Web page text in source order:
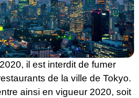
il est interdit de fumer
de la ville de Tokyo.
ainsi en vigueur 2020, soit